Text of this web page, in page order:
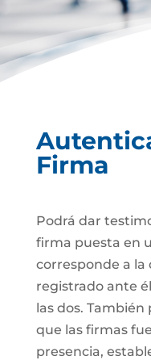
Firma
Podrá dar
firma puesta en
corresponde a la
registrado ante
las dos.
que las firmas
presencia,